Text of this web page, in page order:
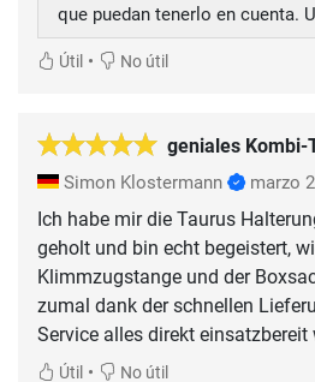
que puedan tenerlo en cuenta.
Útil • No útil
geniales Kombi-
Simon Klostermann marzo
Ich habe mir die Taurus
geholt und bin echt begeistert,
Klimmzugstange und der
zumal dank der schnellen
Service alles direkt einsatzbereit
Útil • No útil